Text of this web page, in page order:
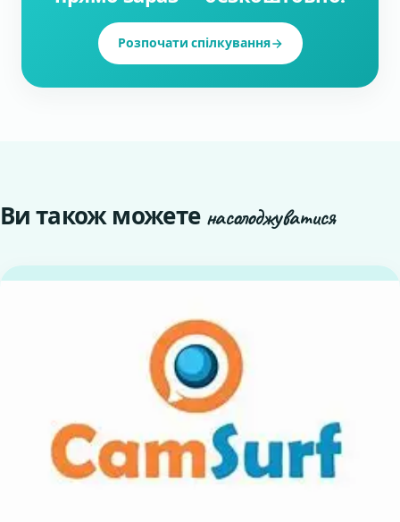
Розпочати спілкування
Ви також можете насолоджуватися